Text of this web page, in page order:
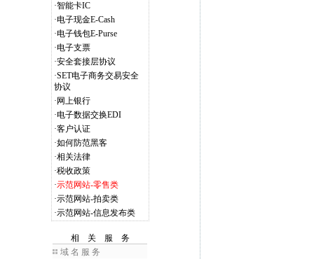
·智能卡IC
·电子现金E-Cash
·电子钱包E-Purse
·电子支票
·安全套接层协议
·SET电子商务交易安全
协议
· 网上银行
·电子数据交换EDI
·客户认证
·如何防范黑客
·相关法律
·税收政策
·示范网站-零售类
·示范网站-拍卖类
·示范网站-信息发布类
相 关 服 务
域 名 服 务